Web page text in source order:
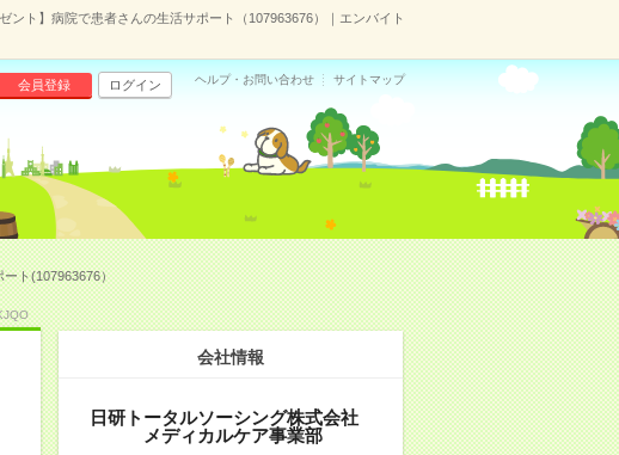
ント】病院で患者さんの生活サポート（107963676）｜エンバイト
会員登録 ログイン ヘルプ・お問い合わせ サイトマップ
ト(107963676）
会社情報
日研トータルソーシング株式会社
メディカルケア事業部